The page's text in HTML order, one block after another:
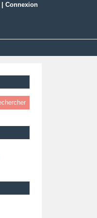
Connexion